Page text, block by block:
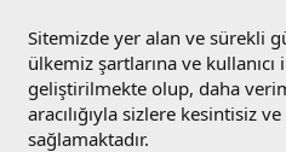
Sitemizde yer alan ve sürekli
ülkemiz şartlarına ve
geliştirilmekte olup, daha
aracılığıyla sizlere kesintisiz
sağlamaktadır.